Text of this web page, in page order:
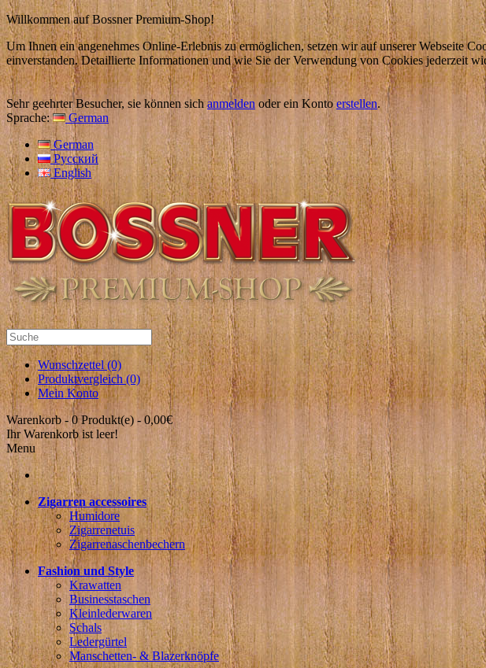
Willkommen auf Bossner Premium-Shop!
Um Ihnen ein angenehmes Online-Erlebnis zu ermöglichen, setzen wir auf unserer Webseite
einverstanden. Detaillierte Informationen und wie Sie der Verwendung von Cookies jederzeit
Sehr geehrter Besucher, sie können sichanmelden oder ein Kontoerstellen.
Sprache:
German
German
Русский
English
Wunschzettel (0)
Produktvergleich (0)
Mein Konto
Warenkorb -0 Produkt(e) - 0,00€
Ihr Warenkorb ist leer!
Menu
Zigarren accessoires
Humidore
Zigarrenetuis
Zigarrenaschenbechern
Fashion und Style
Krawatten
Businesstaschen
Kleinlederwaren
Schals
Ledergürtel
Manschetten- & Blazerknöpfe